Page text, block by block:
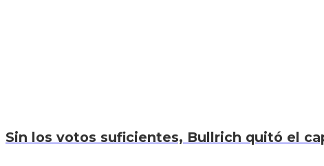
Sin los votos suficientes, Bullrich quitó el